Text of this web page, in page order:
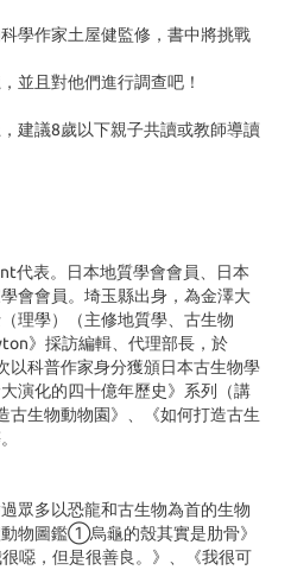
學作家土屋健監修，書中將挑戰
並且對他們進行調查吧！
建議8歲以下親子共讀或教師導讀
代表。日本地質學會會員、日本
會會員。埼玉縣出身，為金澤大
理學）（主修地質學、古生物
》採訪編輯、代理部長，於
以科普作家身分獲頒日本古生物學
演化的四十億年歷史》系列（講
古生物動物園》、《如何打造古生
眾多以恐龍和古生物為首的生物
物圖鑑①烏龜的殼其實是肋骨》
很噁，但是很善良。》、《我很可